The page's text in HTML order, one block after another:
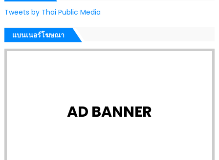
Tweets by Thai Public Media
แบนเนอร์โฆษณา
AD BANNER